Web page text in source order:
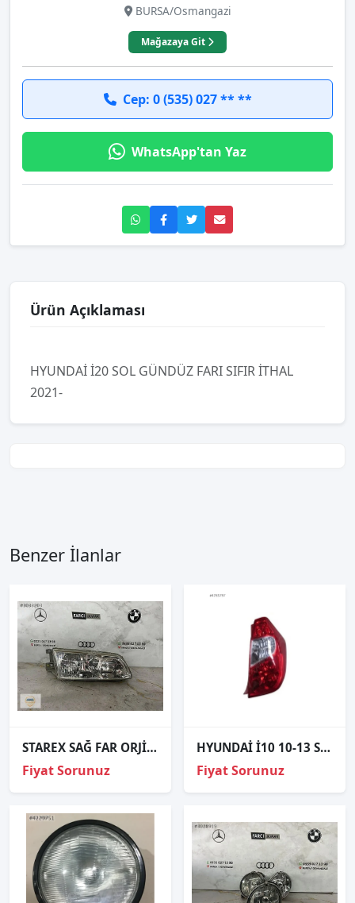
BURSA/Osmangazi
Mağazaya Git
Cep: 0 (535) 027 ** **
WhatsApp'tan Yaz
Ürün Açıklaması
HYUNDAİ İ20 SOL GÜNDÜZ FARI SIFIR İTHAL
2021-
Benzer İlanlar
STAREX SAĞ FAR ORJİNAL
Fiyat Sorunuz
HYUNDAİ İ10 10-13 SAĞ STOP LAMBASI
Fiyat Sorunuz